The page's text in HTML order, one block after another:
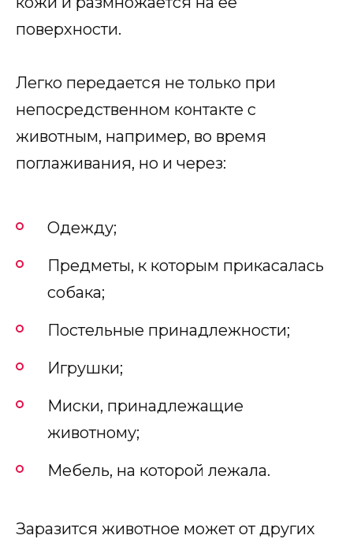
поверхности.
Легко передается не только при
непосредственном контакте с
животным, например, во время
поглаживания, но и через:
Одежду;
Предметы, к которым прикасалась
собака;
Постельные принадлежности;
Игрушки;
Миски, принадлежащие
животному;
Мебель, на которой лежала.
Заразится животное может от других